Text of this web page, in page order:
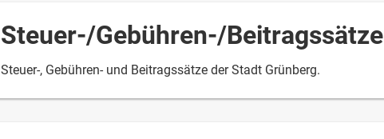
Steuer-/Gebühren-/Beitragssätze
Steuer-, Gebühren- und Beitragssätze der Stadt Grünberg.